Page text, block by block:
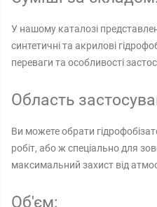
У нашому каталозі
синтетичні та акрилові
переваги та особливості
Область
Ви можете обрати
робіт, або ж спеціально для
максимальний захист від
Об'єм: